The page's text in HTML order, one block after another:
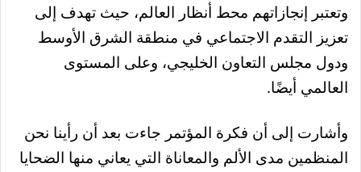
وتعتبر إنجازاتهم محط أنظار العالم، حيث تهدف إلى
تعزيز التقدم الاجتماعي في منطقة الشرق الأوسط
ودول مجلس التعاون الخليجي، وعلى المستوى
العالمي أيضًا.
وأشارت إلى أن فكرة المؤتمر جاءت بعد أن رأينا نحن
المنظمين مدى الألم والمعاناة التي يعاني منها الضحايا